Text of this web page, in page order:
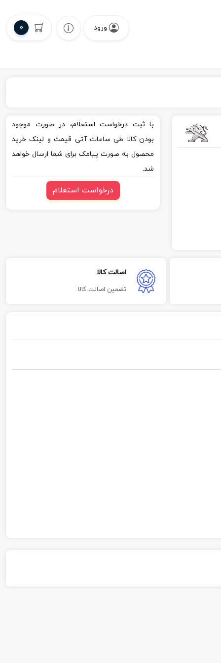
ورود 0
با ثبت درخواست استعلام، در صورت موجود
بودن کالا طی ساعات آتی قیمت و لینک خرید
محصول به صورت پیامک برای شما ارسال خواهد
شد.
درخواست استعلام
اصالت کالا
تضمین اصالت کالا